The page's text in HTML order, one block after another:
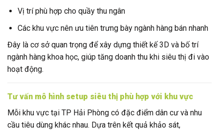
Vị trí phù hợp cho quầy thu ngân
Các khu vực nên ưu tiên trưng bày ngành hàng bán nhanh
Đây là cơ sở quan trọng để xây dựng thiết kế 3D và bố trí
ngành hàng khoa học, giúp tăng doanh thu khi siêu thị đi vào
hoạt động.
Tư vấn mô hình setup siêu thị phù hợp với khu vực
Mỗi khu vực tại TP Hải Phòng có đặc điểm dân cư và nhu
cầu tiêu dùng khác nhau. Dựa trên kết quả khảo sát,